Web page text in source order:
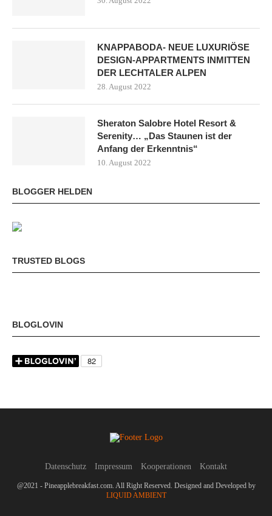
KNAPPABODA- NEUE LUXURIÖSE
DESIGN-APPARTMENTS INMITTEN
DER LECHTALER ALPEN
28. August 2022
Sheraton Salobre Hotel Resort &
Serenity… „Das Staunen ist der
Anfang der Erkenntnis“
10. August 2022
BLOGGER HELDEN
TRUSTED BLOGS
BLOGLOVIN
Datenschutz Impressum Kooperationen Kontakt
@2021 - Pineapplebreakfast.com. All Right Reserved. Designed and Developed by
LIQUID AMBIENT